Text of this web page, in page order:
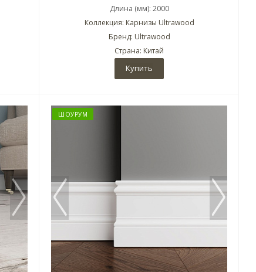
Длина (мм): 2000
Коллекция: Карнизы Ultrawood
Бренд: Ultrawood
Страна: Китай
Купить
ШОУРУМ